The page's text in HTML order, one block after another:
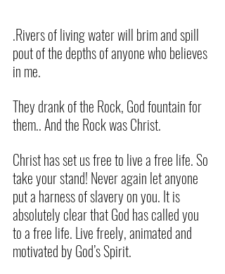
.Rivers of living water will brim and spill
pout of the depths of anyone who believes
in me.
They drank of the Rock, God fountain for
them.. And the Rock was Christ.
Christ has set us free to live a free life. So
take your stand! Never again let anyone
put a harness of slavery on you. It is
absolutely clear that God has called you
to a free life. Live freely, animated and
motivated by God’s Spirit.